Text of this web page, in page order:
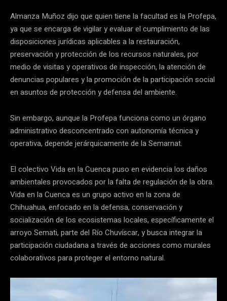
Almanza Muñoz dijo que quien tiene la facultad es la Profepa,
ya que se encarga de vigilar y evaluar el cumplimiento de las
disposiciones jurídicas aplicables a la restauración,
preservación y protección de los recursos naturales, por
medio de visitas y operativos de inspección, la atención de
denuncias populares y la promoción de la participación social
en asuntos de protección y defensa del ambiente.
Sin embargo, aunque la Profepa funciona como un órgano
administrativo desconcentrado con autonomía técnica y
operativa, depende jerárquicamente de la Semarnat.
El colectivo Vida en la Cuenca puso en evidencia los daños
ambientales provocados por la falta de regulación de la obra.
Vida en la Cuenca es un grupo activo en la zona de
Chihuahua, enfocado en la defensa, conservación y
socialización de los ecosistemas locales, específicamente el
arroyo Semati, parte del Río Chuvíscar, y busca integrar la
participación ciudadana a través de acciones como murales
colaborativos para proteger el entorno natural.